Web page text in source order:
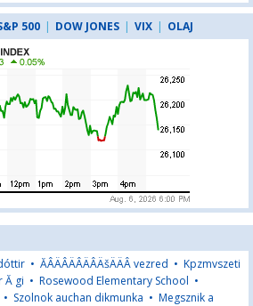
500 | DOW JONES | VIX | OLAJ
• ĂÂÄÂÄÂÄÂÄšÄÄÂ vezred • Kpzmvszeti
Ă gi • Rosewood Elementary School •
• Szolnok auchan dikmunka • Megsznik a